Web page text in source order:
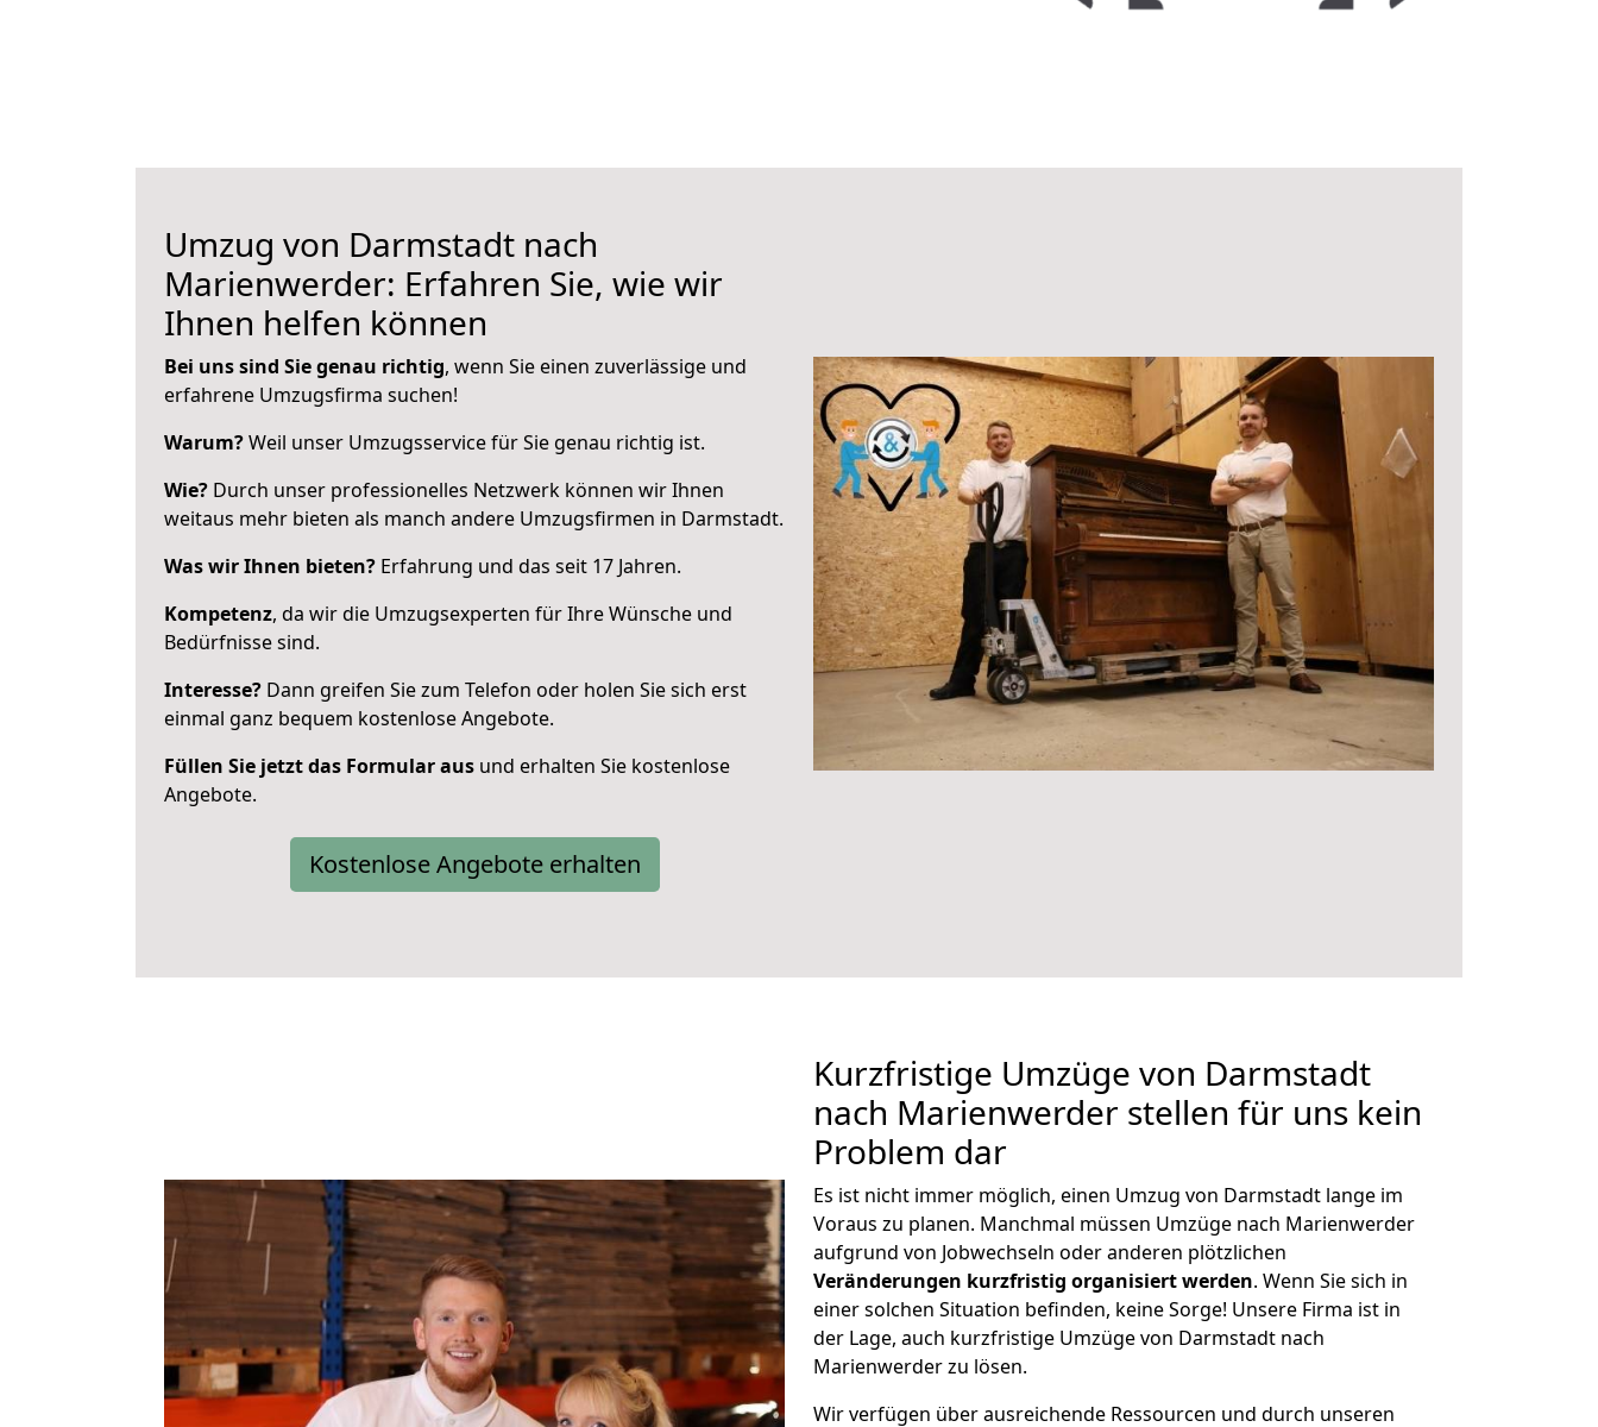
Umzug von Darmstadt nach
Marienwerder: Erfahren Sie, wie wir
Ihnen helfen können
Bei uns sind Sie genau richtig, wenn Sie einen zuverlässige und
erfahrene Umzugsfirma suchen!
Warum?Weil unser Umzugsservice für Sie genau richtig ist.
Wie? Durch unser professionelles Netzwerk können wir Ihnen
weitaus mehr bieten als manch andere Umzugsfirmen in Darmstadt.
Was wir Ihnen bieten? Erfahrung und das seit 17 Jahren.
Kompetenz, da wir die Umzugsexperten für Ihre Wünsche und
Bedürfnisse sind.
Interesse? Dann greifen Sie zum Telefon oder holen Sie sich erst
einmal ganz bequem kostenlose Angebote.
Füllen Sie jetzt das Formular aus und erhalten Sie kostenlose
Angebote.
Kostenlose Angebote erhalten
Kurzfristige Umzüge von Darmstadt
nach Marienwerder stellen für uns kein
Problem dar
Es ist nicht immer möglich, einen Umzug von Darmstadt lange im
Voraus zu planen. Manchmal müssen Umzüge nach Marienwerder
aufgrund von Jobwechseln oder anderen plötzlichen
Veränderungen kurzfristig organisiert werden. Wenn Sie sich in
einer solchen Situation befinden, keine Sorge! Unsere Firma ist in
der Lage, auch kurzfristige Umzüge von Darmstadt nach
Marienwerder zu lösen.
Wir verfügen über ausreichende Ressourcen und durch unseren